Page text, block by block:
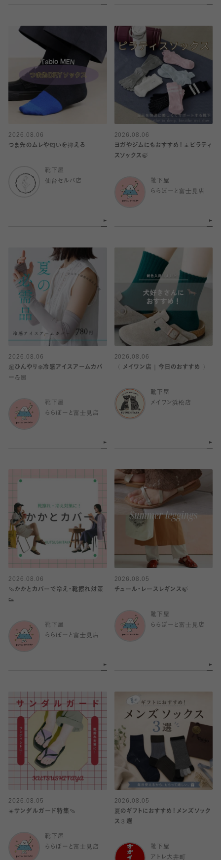
2026.08.06
つま先のムレや匂いを抑える
靴下屋
仙台セルバ店
2026.08.06
ヨガやジムにもおすすめ！🧘ピラティ
スソックス🍃
靴下屋
ららぽーと富士見店
2026.08.06
超ひんやり❄️冷感アイスアームカバ
ー💪🏼
靴下屋
ららぽーと富士見店
2026.08.06
〈 メイワン店｜今日のおすすめ 〉
靴下屋
メイワン浜松店
2026.08.06
🩴かかとカバーで冷え・靴擦れ対策
👟
靴下屋
ららぽーと富士見店
2026.08.05
チュール・レースレギンス🍃
靴下屋
ららぽーと富士見店
2026.08.05
☀️サンダルガード特集🩴
靴下屋
ららぽーと富士見店
2026.08.05
夏のギフトにおすすめ！メンズソック
ス３選
靴下屋
アトレ大井町